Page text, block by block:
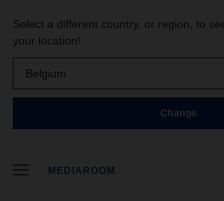
Select a different country, or region, to
your location!
Belgium
Change
MEDIAROOM